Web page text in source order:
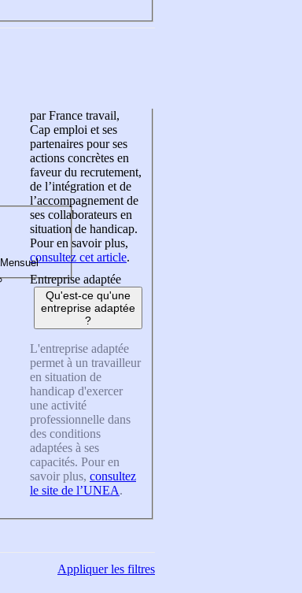
par France travail,
Cap emploi et ses
partenaires pour ses
actions concrètes en
faveur du recrutement,
de l’intégration et de
l’accompagnement de
ses collaborateurs en
situation de handicap.
Pour en savoir plus,
consultez cet article.
Entreprise adaptée
Qu'est-ce qu'une
entreprise adaptée
?
L'entreprise adaptée
permet à un travailleur
en situation de
handicap d'exercer
une activité
professionnelle dans
des conditions
adaptées à ses
capacités. Pour en
savoir plus, consultez
le site de l’UNEA.
Appliquerles filtres